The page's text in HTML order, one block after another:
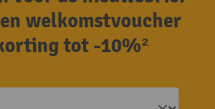
welkomstvoucher
tot -10%²